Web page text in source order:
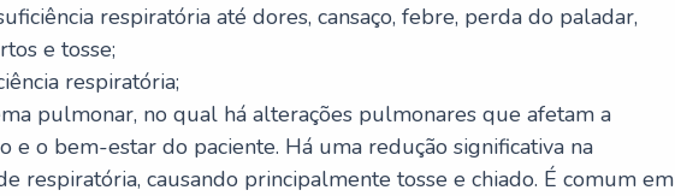
respiratória até dores, cansaço, febre, perda do paladar,
e tosse;
respiratória;
pulmonar, no qual há alterações pulmonares que afetam a
e o bem-estar do paciente. Há uma redução significativa na
respiratória, causando principalmente tosse e chiado. É comum em